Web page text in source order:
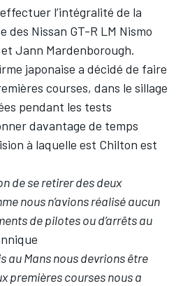
l’intégralité de la
des Nissan GT-R LM Nismo
Jann Mardenborough.
japonaise a décidé de faire
courses, dans le sillage
pendant les tests
davantage de temps
à laquelle est Chilton est
de se retirer des deux
nous n’avions réalisé aucun
de pilotes ou d’arrêts au
au Mans nous devrions être
premières courses nous a